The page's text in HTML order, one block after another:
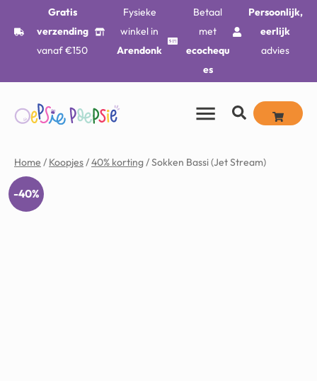
Gratis
verzending
vanaf €150
Fysieke
winkel in
Arendonk
Betaal
met
ecochequ
es
Persoonlijk,
eerlijk
advies
Home / Koopjes/40% korting/ Sokken Bassi (Jet Stream)
-40%